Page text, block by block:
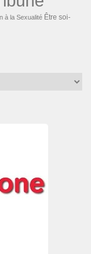
à la Sexualité Être soi-